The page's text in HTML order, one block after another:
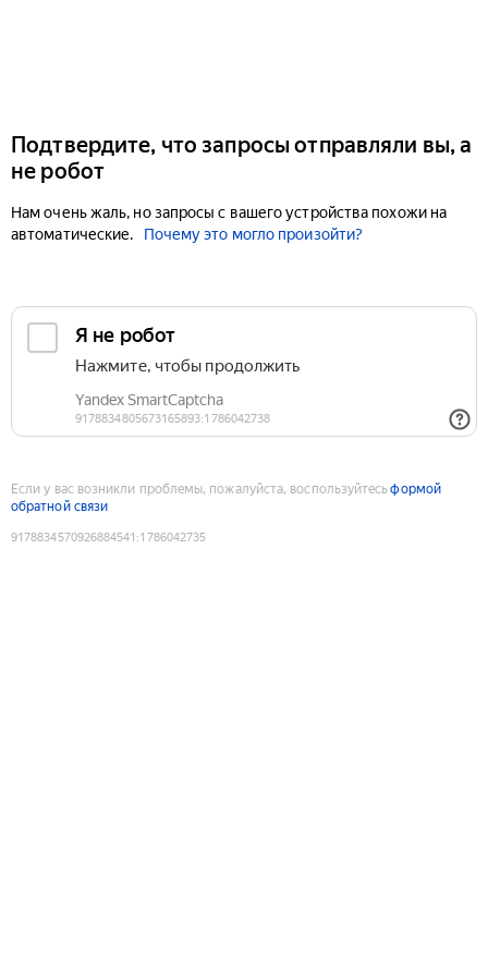
Подтвердите, что запросы отправляли вы, а
не робот
Нам очень жаль, но запросы с вашего устройства похожи на
автоматические.
Почему это могло произойти?
Если у вас возникли проблемы, пожалуйста, воспользуйтесьформой
обратной связи
9178834570926884541 :1786042735